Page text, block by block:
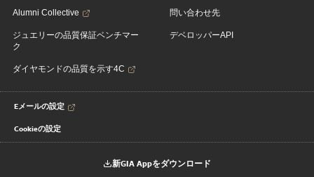
Alumni Collective
ジュエリーの品質保証ベンチマー
ク
ダイヤモンドの品質を示す4C
問い合わせ先
デベロッパーAPI
Eメールの設定
Cookieの設定
新GIA Appをダウンロード